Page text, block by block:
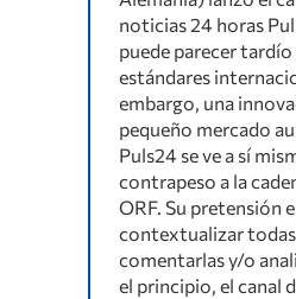
noticias 24 horas
puede parecer tardío
estándares
embargo, una
pequeño mercado
Puls24 se ve a sí
contrapeso a la
ORF. Su pretensión
contextualizar
comentarlas y/o
el principio, el canal